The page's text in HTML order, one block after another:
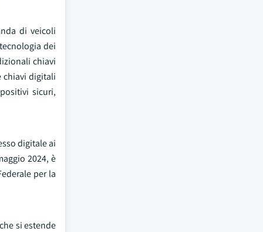
di veicoli
dei
chiavi
chiavi digitali
sicuri,
digitale ai
2024, è
per la
si estende